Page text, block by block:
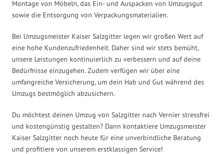
Montage von Möbeln, das Ein- und Auspacken von Umzugsgut
sowie die Entsorgung von Verpackungsmaterialien.
Bei Umzugsmeister Kaiser Salzgitter legen wir großen Wert auf
eine hohe Kundenzufriedenheit. Daher sind wir stets bemüht,
unsere Leistungen kontinuierlich zu verbessern und auf deine
Bedürfnisse einzugehen. Zudem verfügen wir über eine
umfangreiche Versicherung, um dein Hab und Gut während des
Umzugs bestmöglich abzusichern.
Du möchtest deinen Umzug von Salzgitter nach Vernier stressfrei
und kostengünstig gestalten? Dann kontaktiere Umzugsmeister
Kaiser Salzgitter noch heute für eine unverbindliche Beratung
und profitiere von unserem erstklassigen Service!